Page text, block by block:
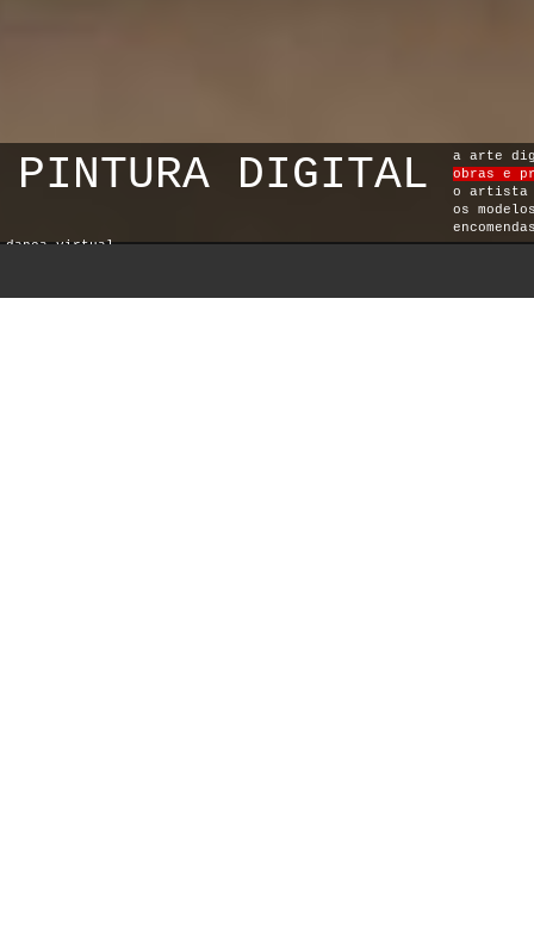
PINTURA DIGITAL
a arte
obras e
o artista
os
dança virtual
cidade virtual